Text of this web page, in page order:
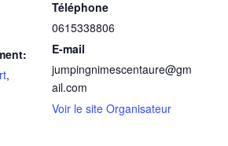
,
Téléphone
0615338806
E-mail
jumpingnimescentaure@gm
ail.com
Voir le site Organisateur